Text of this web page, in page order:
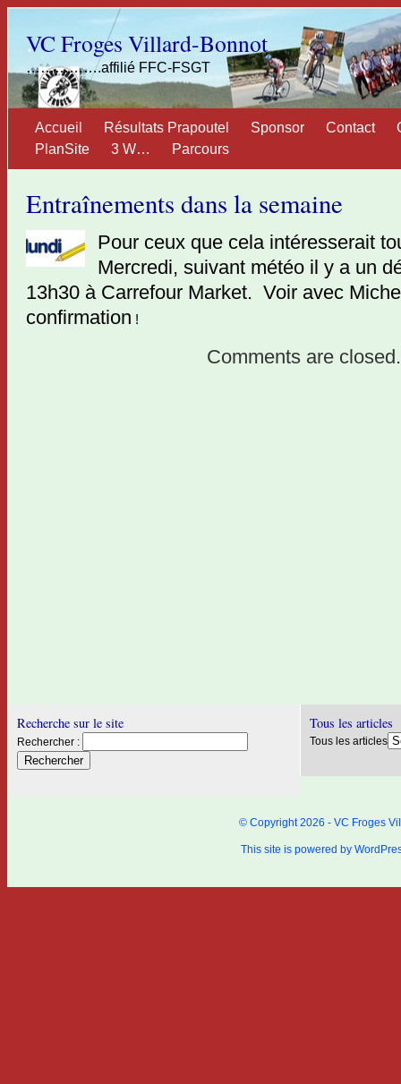
VC Froges Villard-Bonnot
…………….affilié FFC-FSGT
Accueil Résultats Prapoutel Sponsor Contact
PlanSite
3 W… Parcours
Entraînements dans la semaine
Pour ceux que cela intéresserait
Mercredi, suivant météo il y a un
13h30 à Carrefour Market. Voir avec
confirmation !
Comments are closed.
Recherche sur le site
Rechercher :
Tous les articles
Tous les articles
© Copyright 2026 - VC Froges
This site is powered by